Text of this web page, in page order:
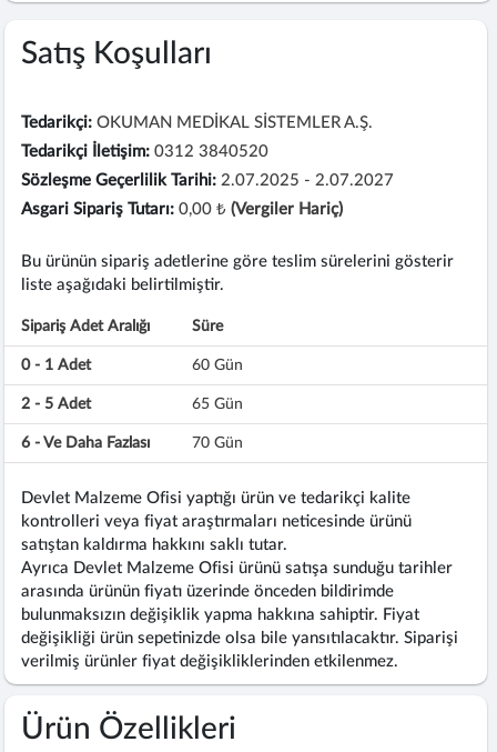
Satış Koşulları
Tedarikçi: OKUMAN MEDİKAL SİSTEMLER A.Ş.
Tedarikçi İletişim: 0312 3840520
Sözleşme Geçerlilik Tarihi: 2.07.2025 - 2.07.2027
Asgari Sipariş Tutarı: 0,00 ₺(Vergiler Hariç)
Bu ürünün sipariş adetlerine göre teslim sürelerini gösterir
liste aşağıdaki belirtilmiştir.
Sipariş Adet Aralığı Süre
0 - 1 Adet 60 Gün
2 - 5 Adet 65 Gün
6 - Ve Daha Fazlası 70 Gün
Devlet Malzeme Ofisi yaptığı ürün ve tedarikçi kalite
kontrolleri veya fiyat araştırmaları neticesinde ürünü
satıştan kaldırma hakkını saklı tutar.
Ayrıca Devlet Malzeme Ofisi ürünü satışa sunduğu tarihler
arasında ürünün fiyatı üzerinde önceden bildirimde
bulunmaksızın değişiklik yapma hakkına sahiptir. Fiyat
değişikliği ürün sepetinizde olsa bile yansıtılacaktır. Siparişi
verilmiş ürünler fiyat değişikliklerinden etkilenmez.
Ürün Özellikleri